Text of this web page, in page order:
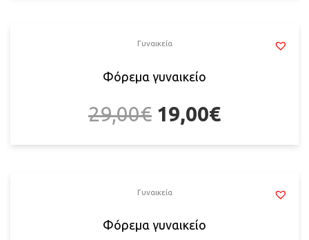
Γυναικεία
Φόρεμα γυναικείο
29,00€ 19,00€
Γυναικεία
Φόρεμα γυναικείο